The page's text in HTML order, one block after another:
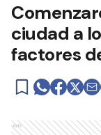
ciudad a
factores
Ads